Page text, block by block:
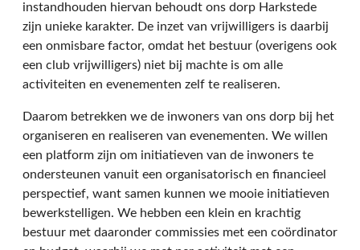
instandhouden hiervan behoudt ons dorp Harkstede
zijn unieke karakter. De inzet van vrijwilligers is daarbij
een onmisbare factor, omdat het bestuur (overigens ook
een club vrijwilligers) niet bij machte is om alle
activiteiten en evenementen zelf te realiseren.
Daarom betrekken we de inwoners van ons dorp bij het
organiseren en realiseren van evenementen. We willen
een platform zijn om initiatieven van de inwoners te
ondersteunen vanuit een organisatorisch en financieel
perspectief, want samen kunnen we mooie initiatieven
bewerkstelligen. We hebben een klein en krachtig
bestuur met daaronder commissies met een coördinator